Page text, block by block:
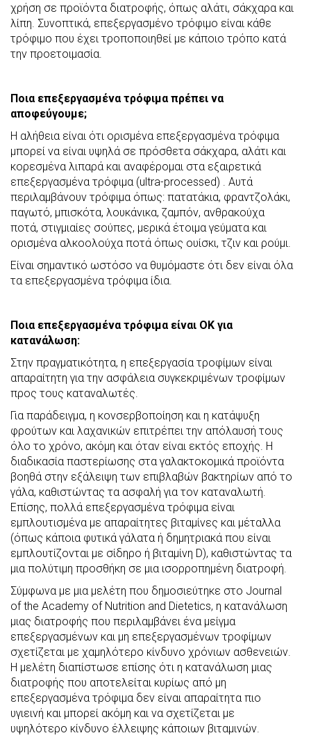
χρήση σε προϊόντα διατροφής, όπως αλάτι, σάκχαρα και
λίπη. Συνοπτικά, επεξεργασμένο τρόφιμο είναι κάθε
τρόφιμο που έχει τροποποιηθεί με κάποιο τρόπο κατά
την προετοιμασία.
Ποια επεξεργασμένα τρόφιμα πρέπει να
αποφεύγουμε;
Η αλήθεια είναι ότι ορισμένα επεξεργασμένα τρόφιμα
μπορεί να είναι υψηλά σε πρόσθετα σάκχαρα, αλάτι και
κορεσμένα λιπαρά και αναφέρομαι στα εξαιρετικά
επεξεργασμένα τρόφιμα (ultra-processed) . Αυτά
περιλαμβάνουν τρόφιμα όπως: πατατάκια, φραντζολάκι,
παγωτό, μπισκότα, λουκάνικα, ζαμπόν, ανθρακούχα
ποτά, στιγμιαίες σούπες, μερικά έτοιμα γεύματα και
ορισμένα αλκοολούχα ποτά όπως ουίσκι, τζιν και ρούμι.
Είναι σημαντικό ωστόσο να θυμόμαστε ότι δεν είναι όλα
τα επεξεργασμένα τρόφιμα ίδια.
Ποια επεξεργασμένα τρόφιμα είναι ΟΚ για
κατανάλωση:
Στην πραγματικότητα, η επεξεργασία τροφίμων είναι
απαραίτητη για την ασφάλεια συγκεκριμένων τροφίμων
προς τους καταναλωτές.
Για παράδειγμα, η κονσερβοποίηση και η κατάψυξη
φρούτων και λαχανικών επιτρέπει την απόλαυσή τους
όλο το χρόνο, ακόμη και όταν είναι εκτός εποχής. Η
διαδικασία παστερίωσης στα γαλακτοκομικά προϊόντα
βοηθά στην εξάλειψη των επιβλαβών βακτηρίων από το
γάλα, καθιστώντας τα ασφαλή για τον καταναλωτή.
Επίσης, πολλά επεξεργασμένα τρόφιμα είναι
εμπλουτισμένα με απαραίτητες βιταμίνες και μέταλλα
(όπως κάποια φυτικά γάλατα ή δημητριακά που είναι
εμπλουτίζονται με σίδηρο ή βιταμίνη D), καθιστώντας τα
μια πολύτιμη προσθήκη σε μια ισορροπημένη διατροφή.
Σύμφωνα με μια μελέτη που δημοσιεύτηκε στο Journal
of the Academy of Nutrition and Dietetics, η κατανάλωση
μιας διατροφής που περιλαμβάνει ένα μείγμα
επεξεργασμένων και μη επεξεργασμένων τροφίμων
σχετίζεται με χαμηλότερο κίνδυνο χρόνιων ασθενειών.
Η μελέτη διαπίστωσε επίσης ότι η κατανάλωση μιας
διατροφής που αποτελείται κυρίως από μη
επεξεργασμένα τρόφιμα δεν είναι απαραίτητα πιο
υγιεινή και μπορεί ακόμη και να σχετίζεται με
υψηλότερο κίνδυνο έλλειψης κάποιων βιταμινών.